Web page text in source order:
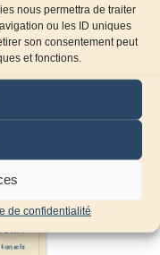
nous permettra de traiter
ou les ID uniques
son consentement peut
et fonctions.
de confidentialité